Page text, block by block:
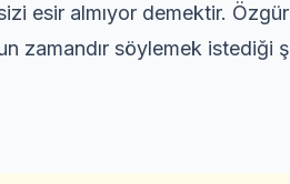
esir almıyor demektir.
zamandır söylemek istediği